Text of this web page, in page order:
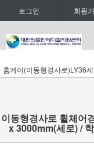
로그인 회원
홈케어(이동형경사로)LY36세
이동형경사로 휠체어
x 3000mm(세로) /